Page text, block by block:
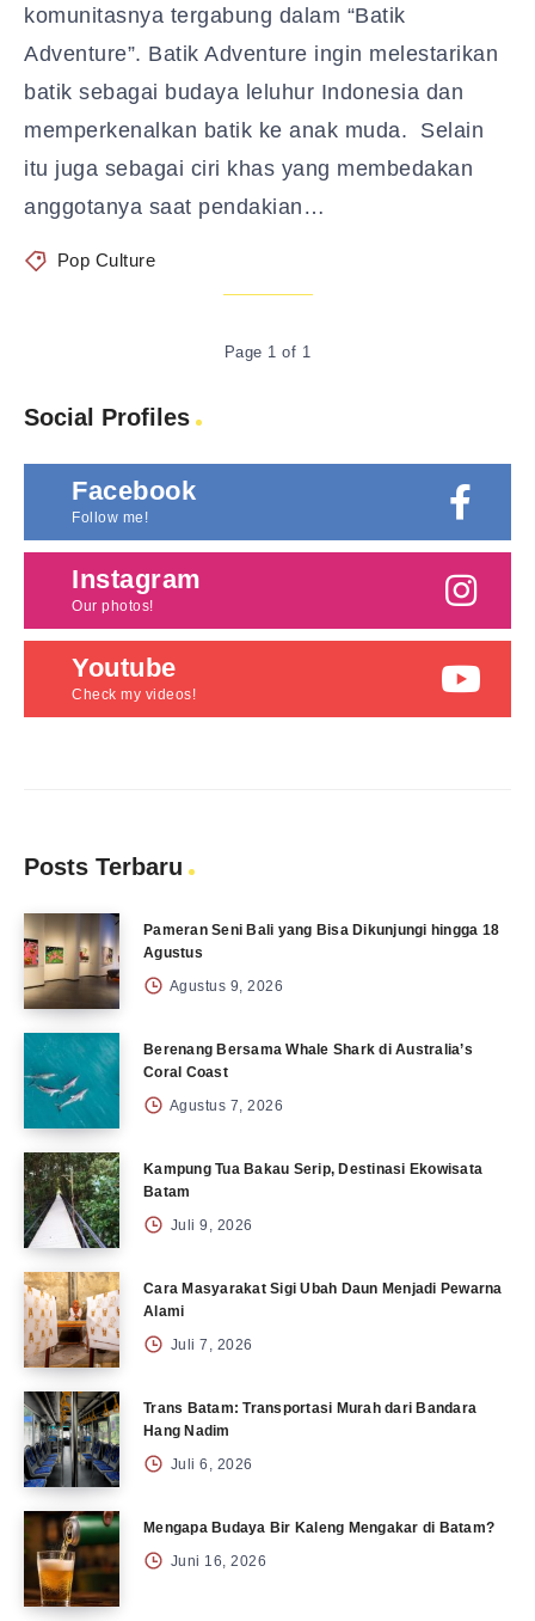
komunitasnya tergabung dalam “Batik
Adventure”. Batik Adventure ingin melestarikan
batik sebagai budaya leluhur Indonesia dan
memperkenalkan batik ke anak muda. Selain
itu juga sebagai ciri khas yang membedakan
anggotanya saat pendakian…
Pop Culture
Page 1 of 1
Social Profiles
Facebook
Follow me!
Instagram
Our photos!
Youtube
Check my videos!
Posts Terbaru
Pameran Seni Bali yang Bisa Dikunjungi hingga 18
Agustus
Agustus 9, 2026
Berenang Bersama Whale Shark di Australia’s
Coral Coast
Agustus 7, 2026
Kampung Tua Bakau Serip, Destinasi Ekowisata
Batam
Juli 9, 2026
Cara Masyarakat Sigi Ubah Daun Menjadi Pewarna
Alami
Juli 7, 2026
Trans Batam: Transportasi Murah dari Bandara
Hang Nadim
Juli 6, 2026
Mengapa Budaya Bir Kaleng Mengakar di Batam?
Juni 16, 2026